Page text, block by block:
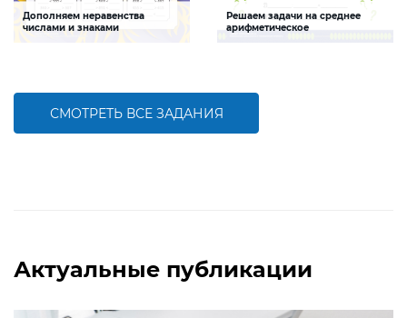
Дополняем неравенства
числами и знаками
Решаем задачи на среднее
арифметическое
среднего арифметического
СМОТРЕТЬ ВСЕ ЗАДАНИЯ
Актуальные публикации